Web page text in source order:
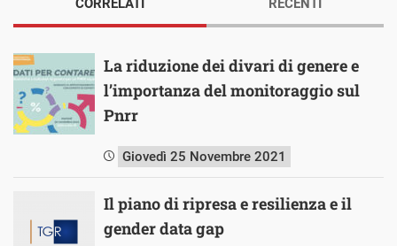
CORRELATI
La riduzione dei divari di genere e
l’importanza del monitoraggio sul
Pnrr
Giovedì 25 Novembre 2021
Il piano di ripresa e resilienza e il
gender data gap
RECENTI